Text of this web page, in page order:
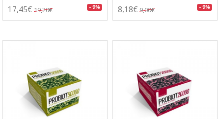
17,45€ 19,20€ - 9% 8,18€ 9,00€ - 9%